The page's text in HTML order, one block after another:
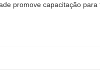
promove capacitação